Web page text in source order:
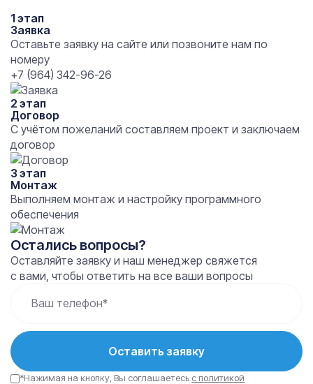
1 этап
Заявка
Оставьте заявку на сайте или позвоните нам по
номеру
+7 (964) 342-96-26
2 этап
Договор
С учётом пожеланий составляем проект и заключаем
договор
3 этап
Монтаж
Выполняем монтаж и настройку программного
обеспечения
Остались вопросы?
Оставляйте заявку и наш менеджер свяжется
с вами, чтобы ответить на все ваши вопросы
Ваш телефон*
Оставить заявку
*Нажимая на кнопку, Вы соглашаетесь с политикой